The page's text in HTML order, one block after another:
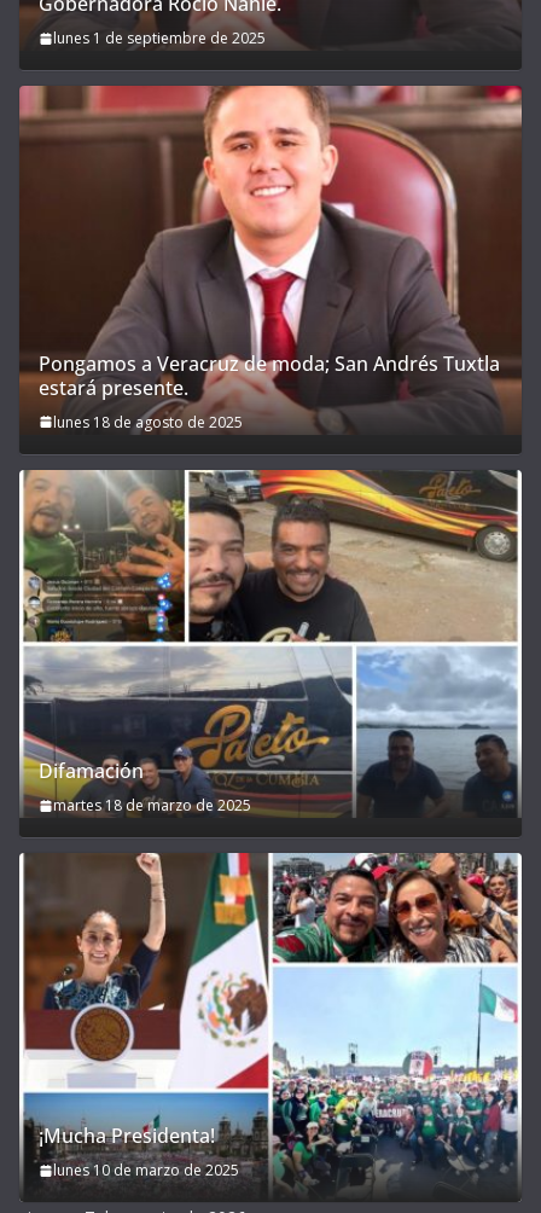
lunes 1 de septiembre de 2025
Pongamos a Veracruz de moda; San Andrés Tuxtla
estará presente.
lunes 18 de agosto de 2025
Difamación
martes 18 de marzo de 2025
¡Mucha Presidenta!
lunes 10 de marzo de 2025